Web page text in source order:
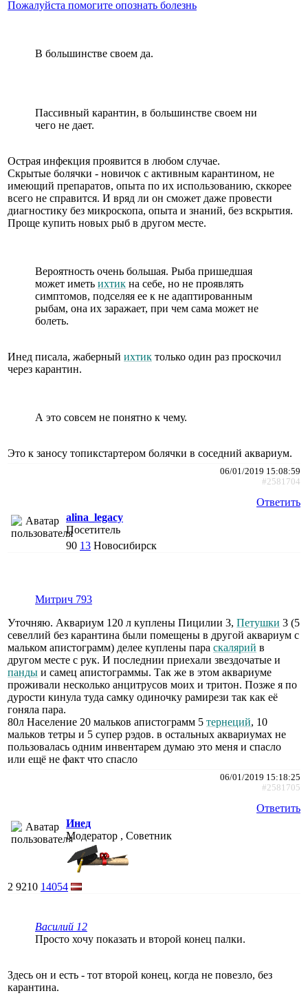
Пожалуйста помогите опознать болезнь
В большинстве своем да.
Пассивный карантин, в большинстве своем ни
чего не дает.
Острая инфекция проявится в любом случае.
Скрытые болячки - новичок с активным карантином, не
имеющий препаратов, опыта по их использованию, сккорее
всего не справится. И вряд ли он сможет даже провести
диагностику без микроскопа, опыта и знаний, без вскрытия.
Проще купить новых рыб в другом месте.
Вероятность очень большая. Рыба пришедшая
может иметь ихтик на себе, но не проявлять
симптомов, подселяя ее к не адаптированным
рыбам, она их заражает, при чем сама может не
болеть.
Инед писала, жаберный ихтик только один раз проскочил
через карантин.
А это совсем не понятно к чему.
Это к заносу топикстартером болячки в соседний аквариум.
06/01/2019 15:08:59
#2581704
Ответить
alina_legacy
Посетитель
90 13 Новосибирск
Митрич 793
Уточняю. Аквариум 120 л куплены Пицилии 3, Петушки 3 (5
севеллий без карантина были помещены в другой аквариум с
мальком апистограмм) делее куплены пара скалярий в
другом месте с рук. И последнии приехали звездочатые и
панды и самец апистограммы. Так же в этом аквариуме
проживали несколько анцитрусов моих и тритон. Позже я по
дурости кинула туда самку одиночку рамирези так как её
гоняла пара.
80л Население 20 мальков апистограмм 5 тернеций, 10
мальков тетры и 5 супер рэдов. в остальных аквариумах не
пользовалась одним инвентарем думаю это меня и спасло
или ещё не факт что спасло
06/01/2019 15:18:25
#2581705
Ответить
Инед
Модератор , Советник
2 9210 14054
Василий 12
Просто хочу показать и второй конец палки.
Здесь он и есть - тот второй конец, когда не повезло, без
карантина.